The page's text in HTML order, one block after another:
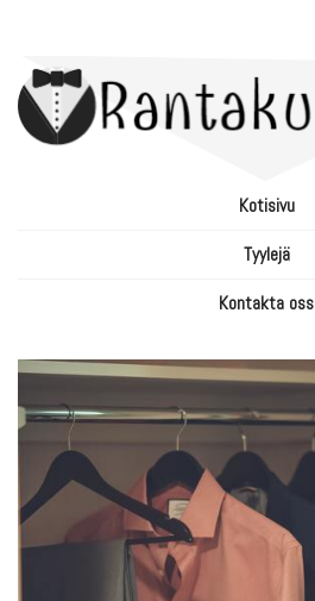
Kotisivu
Tyylejä
Kontakta oss